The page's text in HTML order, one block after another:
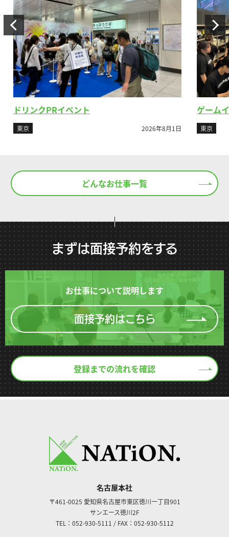
年8月1日
ゲームイベント物販
2026年7月26日
どんなお仕事一覧
まずは面接予約をする
お仕事について説明します
面接予約はこちら
登録までの流れを確認
名古屋本社
〒461-0025 愛知県名古屋市東区徳川一丁目901
サンエース徳川2F
TEL：052-930-5111 / FAX：052-930-5112